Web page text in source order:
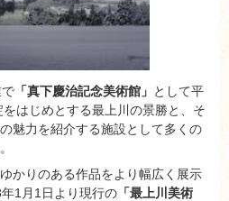
「真下慶治記念美術館」 として平
はじめとする最上川の景勝と、そ
魅力を紹介する施設として多くの
かりのある作品をより幅広く展示
1月1日より現行の 「最上川美術